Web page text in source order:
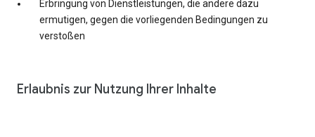
Erbringung von Dienstleistungen, die andere dazu
ermutigen, gegen die vorliegenden Bedingungen zu
verstoßen
Erlaubnis zur Nutzung Ihrer Inhalte